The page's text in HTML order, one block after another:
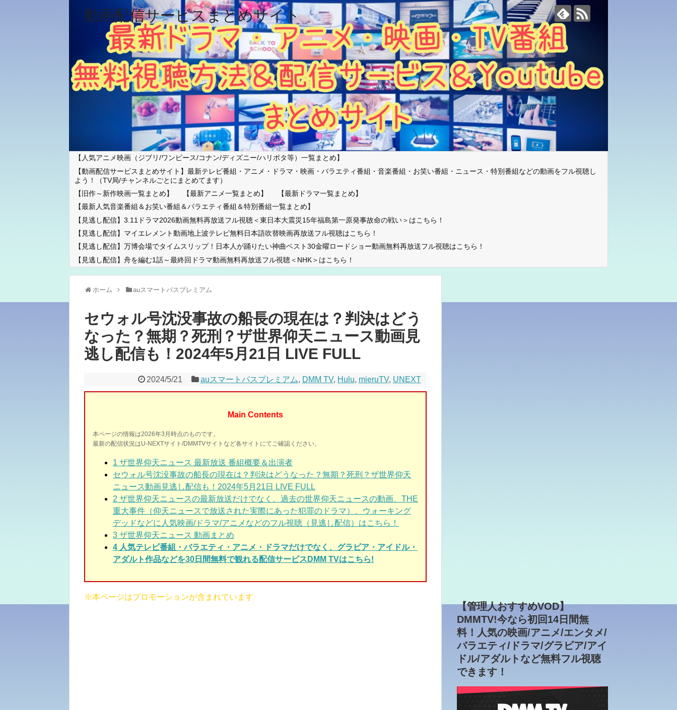
動画配信サービスまとめサイト
【人気アニメ映画（ジブリ/ワンピース/コナン/ディズニー/ハリポタ等）一覧まとめ】
【動画配信サービスまとめサイト】最新テレビ番組・アニメ・ドラマ・映画・バラエティ番組・音楽番組・お笑い番組・ニュース・特別番組などの動画をフル視聴し
よう！（TV局/チャンネルごとにまとめてます）
【旧作～新作映画一覧まとめ】
【最新アニメ一覧まとめ】
【最新ドラマ一覧まとめ】
【最新人気音楽番組＆お笑い番組＆バラエティ番組＆特別番組一覧まとめ】
【見逃し配信】3.11ドラマ2026動画無料再放送フル視聴＜東日本大震災15年福島第一原発事故命の戦い＞はこちら！
【見逃し配信】マイエレメント動画地上波テレビ無料日本語吹替映画再放送フル視聴はこちら！
【見逃し配信】万博会場でタイムスリップ！日本人が踊りたい神曲ベスト30金曜ロードショー動画無料再放送フル視聴はこちら！
【見逃し配信】舟を編む1話～最終回ドラマ動画無料再放送フル視聴＜NHK＞はこちら！
ホーム auスマートパスプレミアム
セウォル号沈没事故の船長の現在は？判決はどう
なった？無期？死刑？ザ世界仰天ニュース動画見
逃し配信も！2024年5月21日 LIVE FULL
2024/5/21 auスマートパスプレミアム, DMM TV, Hulu, mieruTV, UNEXT
Main Contents
本ページの情報は2026年3月時点のものです。
最新の配信状況はU-NEXTサイト/DMMTVサイトなど各サイトにてご確認ください。
1 ザ世界仰天ニュース 最新放送 番組概要＆出演者
セウォル号沈没事故の船長の現在は？判決はどうなった？無期？死刑？ザ世界仰天
ニュース動画見逃し配信も！2024年5月21日 LIVE FULL
2 ザ世界仰天ニュースの最新放送だけでなく、過去の世界仰天ニュースの動画、THE
重大事件（仰天ニュースで放送された実際にあった犯罪のドラマ）、ウォーキング
デッドなどに人気映画/ドラマ/アニメなどのフル視聴（見逃し配信）はこちら！
3 ザ世界仰天ニュース 動画まとめ
4 人気テレビ番組・バラエティ・アニメ・ドラマだけでなく、グラビア・アイドル・
アダルト作品などを30日間無料で観れる配信サービスDMM TVはこちら!
※本ページはプロモーションが含まれています
【管理人おすすめVOD】
DMMTV!今なら初回14日間無
料！人気の映画/アニメ/エンタメ/
バラエティ/ドラマ/グラビア/アイ
ドル/アダルトなど無料フル視聴
できます！